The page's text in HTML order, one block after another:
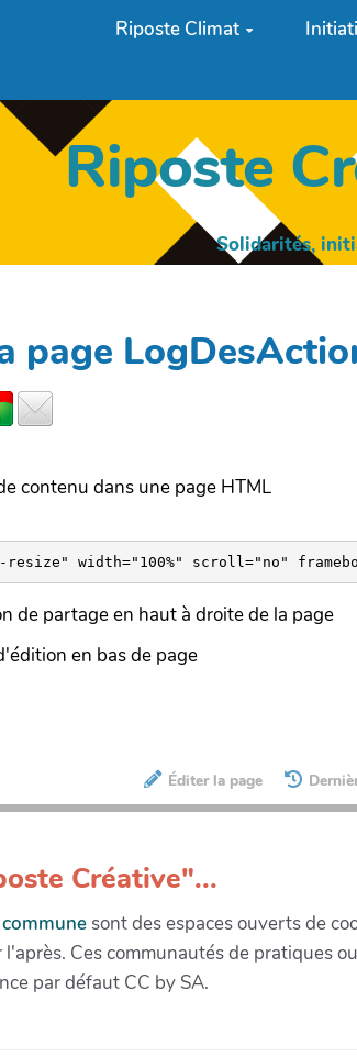
Riposte Climat
Riposte
Solidarités,
page
contenu dans une page HTML
de partage en haut à droite de la page
en bas de page
Éditer la page